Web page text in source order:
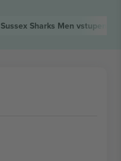
Sussex Sharks Men vstupenek